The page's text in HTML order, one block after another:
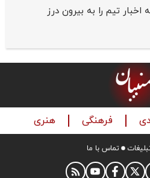
اخبار تیم را به بیرون درز
فرهنگی هنری
تماس با ما